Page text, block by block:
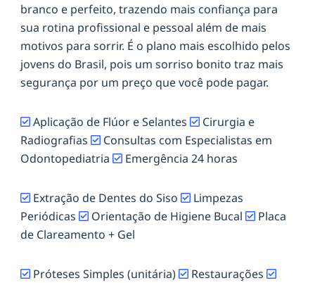
branco e perfeito, trazendo mais confiança para
sua rotina profissional e pessoal além de mais
motivos para sorrir. É o plano mais escolhido pelos
jovens do Brasil, pois um sorriso bonito traz mais
segurança por um preço que você pode pagar.
Aplicação de Flúor e Selantes
Cirurgia e
Radiografias
Consultas com Especialistas em
Odontopediatria
Emergência 24 horas
Extração de Dentes do Siso
Limpezas
Periódicas
Orientação de Higiene Bucal
Placa
de Clareamento + Gel
Próteses Simples (unitária)
Restaurações